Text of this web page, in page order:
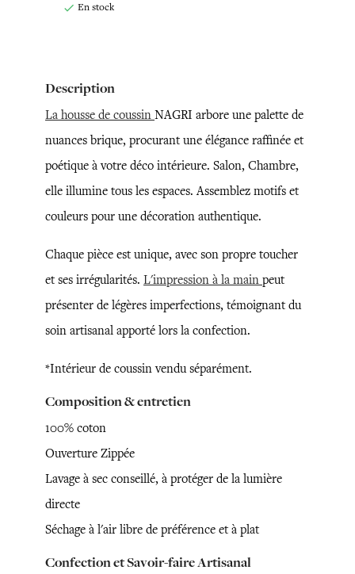
 En stock
Description
La housse de coussin NAGRI arbore une palette de
nuances brique, procurant une élégance raffinée et
poétique à votre déco intérieure. Salon, Chambre,
elle illumine tous les espaces. Assemblez motifs et
couleurs pour une décoration authentique.
Chaque pièce est unique, avec son propre toucher
et ses irrégularités. L'impression à la main peut
présenter de légères imperfections, témoignant du
soin artisanal apporté lors la confection.
*Intérieur de coussin vendu séparément.
Composition & entretien
100% coton
Ouverture Zippée
Lavage à sec conseillé, à protéger de la lumière
directe
Séchage à l'air libre de préférence et à plat
Confection et Savoir-faire Artisanal